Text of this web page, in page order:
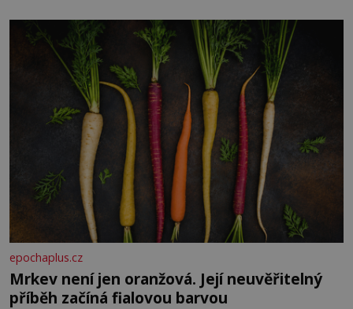
Je to opravdu tak, s věkem jako kdyby se paměť
rozhodla stávkovat. Cvičte
epochaplus.cz
Mrkev není jen oranžová. Její neuvěřitelný
příběh začíná fialovou barvou